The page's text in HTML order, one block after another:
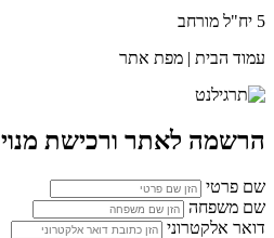
5 יח"ל מורחב
עמוד הבית | מפת אתר
הרשמה לאתר ורכישת מנוי
שם פרטי
שם משפחה
דואר אלקטרוני